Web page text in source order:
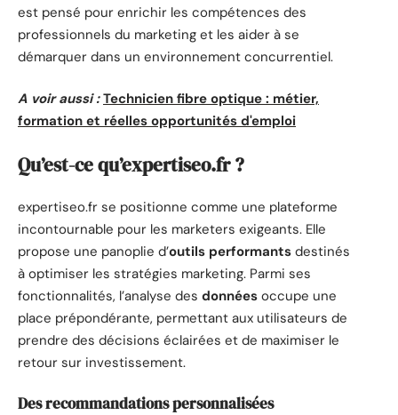
est pensé pour enrichir les compétences des
professionnels du marketing et les aider à se
démarquer dans un environnement concurrentiel.
A voir aussi : Technicien fibre optique : métier,
formation et réelles opportunités d'emploi
Qu’est-ce qu’expertiseo.fr ?
expertiseo.fr se positionne comme une plateforme
incontournable pour les marketers exigeants. Elle
propose une panoplie d’outils performants destinés
à optimiser les stratégies marketing. Parmi ses
fonctionnalités, l’analyse des données occupe une
place prépondérante, permettant aux utilisateurs de
prendre des décisions éclairées et de maximiser le
retour sur investissement.
Des recommandations personnalisées